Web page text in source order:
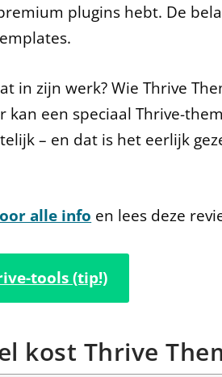
plugins hebt. De
in zijn werk? Wie Thrive
kan een speciaal Thrive-
– en dat is het eerlijk
alle info en lees deze
tools (tip!)
kost Thrive